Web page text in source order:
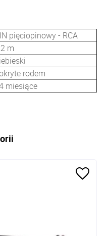
pięciopinowy - RCA
m
rodem
miesiące